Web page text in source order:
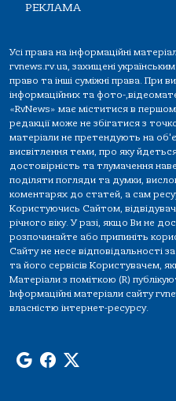
РЕКЛАМА
Усі права на інформаційні
rvnews.rv.ua, захищені
право та інші суміжні права. При
інформаційних та фото-
«RvNews» має міститися в
редакції може не збігатися з
матеріали не претендують на
висвітлення теми, про яку
достовірність та тлумачення
поділяти погляди та думки,
коментарях до статей, а сам
Користуючись Сайтом,
річного віку. У разі, якщо Ви не
розпочинайте або припиніть
Сайту не несе відповідальності
та його сервісів Користувачем,
Матеріали з поміткою (R)
Інформаційні матеріали сайту
власністю інтернет-ресурсу.